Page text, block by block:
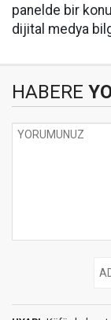
panelde bir
dijital medya
HABERE